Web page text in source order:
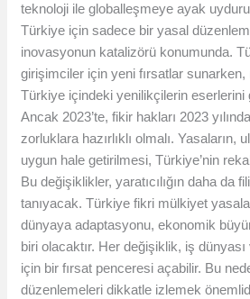
teknoloji ile globalleşmeye ayak
Türkiye için sadece bir yasal
inovasyonun katalizörü konumunda.
girişimciler için yeni fırsatlar
Türkiye içindeki yenilikçilerin eserlerini
Ancak 2023’te, fikir hakları 2023
zorluklara hazırlıklı olmalı. Yasaların,
uygun hale getirilmesi, Türkiye’nin
Bu değişiklikler, yaratıcılığın daha da
tanıyacak. Türkiye fikri mülkiyet
dünyaya adaptasyonu, ekonomik
biri olacaktır. Her değişiklik, iş dünyası
için bir fırsat penceresi açabilir. Bu
düzenlemeleri dikkatle izlemek